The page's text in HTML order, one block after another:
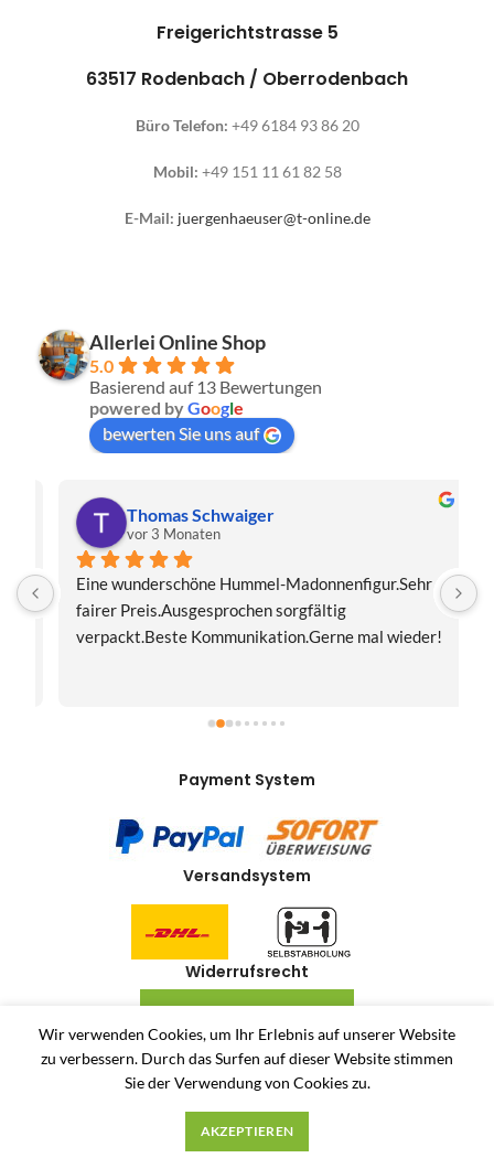
Freigerichtstrasse 5
63517 Rodenbach / Oberrodenbach
Büro Telefon: +49 6184 93 86 20
Mobil: +49 151 11 61 82 58
E-Mail: juergenhaeuser@t-online.de
Allerlei Online Shop
5.0
Basierend auf 13 Bewertungen
powered byGoogle
bewerten Sie uns auf
Thomas Schwaiger
vor 3 Monaten
Eine wunderschöne Hummel-Madonnenfigur.Sehr
fairer Preis.Ausgesprochen sorgfältig
verpackt.Beste Kommunikation.Gerne mal wieder!
Payment System
Versandsystem
Widerrufsrecht
Allerlei-Online 2024Dienstleistungen Häuser. Antiquitäten und Second Hand
Produkte Online Shop.
Wir verwenden Cookies, um Ihr Erlebnis auf unserer Website
zu verbessern. Durch das Surfen auf dieser Website stimmen
Sie der Verwendung von Cookies zu.
AKZEPTIEREN